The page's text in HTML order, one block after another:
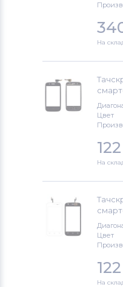
Тачскрины для
Тачскрины для
Тачскрины для
Тачскрины для
Highscreen
Тачскрины для
Тачскрины для
Тачскрины для
Тачскрины для
Тачскрины для
На
Цвет
122
На
Цвет
122
На